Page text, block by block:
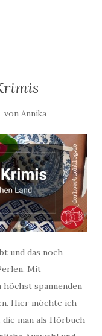
von Annika
und das noch
Mit
spannenden
Hier möchte ich
man als Hörbuch